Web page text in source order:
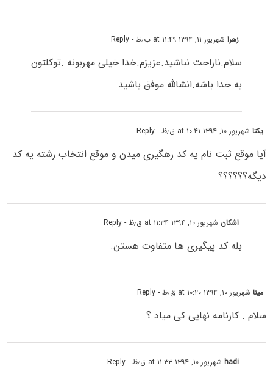
زهراشهریور ۱۱, ۱۳۹۴ at ۱۱:۴۹ ب٫ظ - Reply
سلام.ناراحت نباشید.عزیزم.خدا خیلی مهربونه .توکلتون
به خدا باشه.انشالله موفق باشید
یکتاشهریور ۱۰, ۱۳۹۴ at ۱۰:۴۱ ق٫ظ - Reply
آیا موقع ثبت نام یه کد رهگیری میدن و موقع انتخاب رشته یه کد
دیگه؟؟؟؟؟؟
اشکان شهریور ۱۰, ۱۳۹۴ at ۱۱:۳۴ ق٫ظ - Reply
بله کد پیگیری ها متفاوت هستن.
میناشهریور ۱۰, ۱۳۹۴ at ۱۰:۲۰ ق٫ظ - Reply
سلام . کارنامه نهایی کی میاد ؟
hadiشهریور ۱۰, ۱۳۹۴ at ۱۱:۳۳ ق٫ظ - Reply